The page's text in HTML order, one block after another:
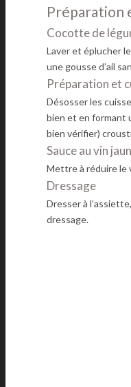
Préparation
Cocotte de
Laver et éplucher
une gousse d’ail
Préparation et
Désosser les
bien et en formant
bien vérifier)
Sauce au vin
Mettre à réduire le
Dressage
Dresser à
dressage.